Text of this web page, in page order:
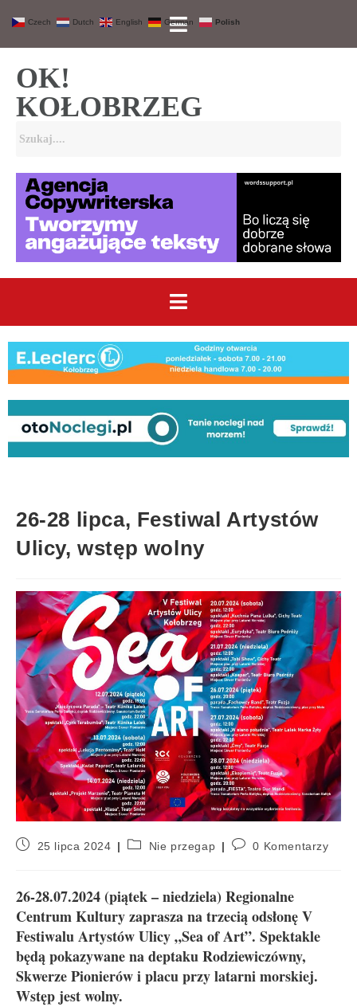
OK!
KOŁOBRZEG
26-28 lipca, Festiwal Artystów
Ulicy, wstęp wolny
25 lipca 2024 Nie przegap 0 Komentarzy
26-28.07.2024 (piątek – niedziela) Regionalne
Centrum Kultury zaprasza na trzecią odsłonę V
Festiwalu Artystów Ulicy „Sea of Art”. Spektakle
będą pokazywane na deptaku Rodziewiczówny,
Skwerze Pionierów i placu przy latarni morskiej.
Wstęp jest wolny.
Czech Dutch English German Polish